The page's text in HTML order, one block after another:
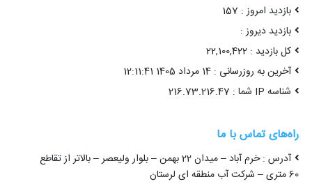
بازدید امروز : 157
بازدید دیروز :
کل بازدید : 22,100,422
آخرین به روزرسانی : 14 مرداد 1405 12:11:41
شناسه IP شما : 216.73.216.47
راه‌های تماس با ما
آدرس : خرم آباد – میدان 22 بهمن – بلوار ولیعصر – بالاتر از تقاطع
60 متری – شرکت آب منطقه ای لرستان